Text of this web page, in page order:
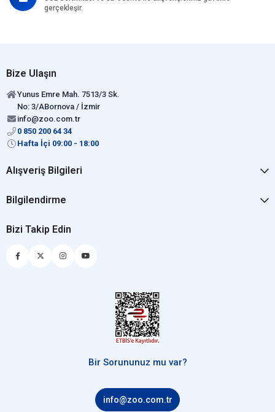
gerçekleşir.
Bize Ulaşın
Yunus Emre Mah. 7513/3 Sk.
No: 3/ABornova / İzmir
info@zoo.com.tr
0 850 200 64 34
Hafta İçi 09:00 - 18:00
Alışveriş Bilgileri
Bilgilendirme
Bizi Takip Edin
Bir Sorununuz mu var?
info@zoo.com.tr